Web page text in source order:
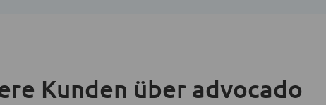
Kunden über advocado